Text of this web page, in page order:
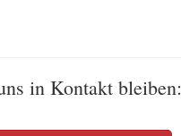
in Kontakt bleiben: